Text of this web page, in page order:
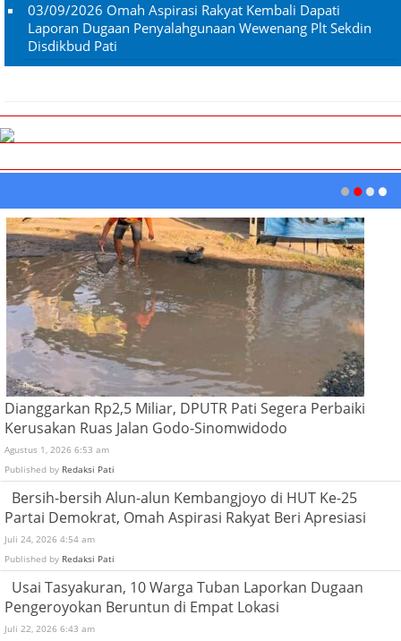
03/09/2026 Omah Aspirasi Rakyat Kembali Dapati
Laporan Dugaan Penyalahgunaan Wewenang Plt Sekdin
Disdikbud Pati
Dianggarkan Rp2,5 Miliar, DPUTR Pati Segera Perbaiki
Kerusakan Ruas Jalan Godo-Sinomwidodo
Agustus 1, 2026 6:53 am
Published by Redaksi Pati
Bersih-bersih Alun-alun Kembangjoyo di HUT Ke-25
Partai Demokrat, Omah Aspirasi Rakyat Beri Apresiasi
Juli 24, 2026 4:54 am
Published by Redaksi Pati
Usai Tasyakuran, 10 Warga Tuban Laporkan Dugaan
Pengeroyokan Beruntun di Empat Lokasi
Juli 22, 2026 6:43 am